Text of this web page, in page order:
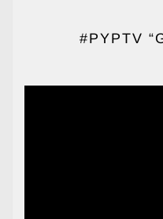
#PYPTV